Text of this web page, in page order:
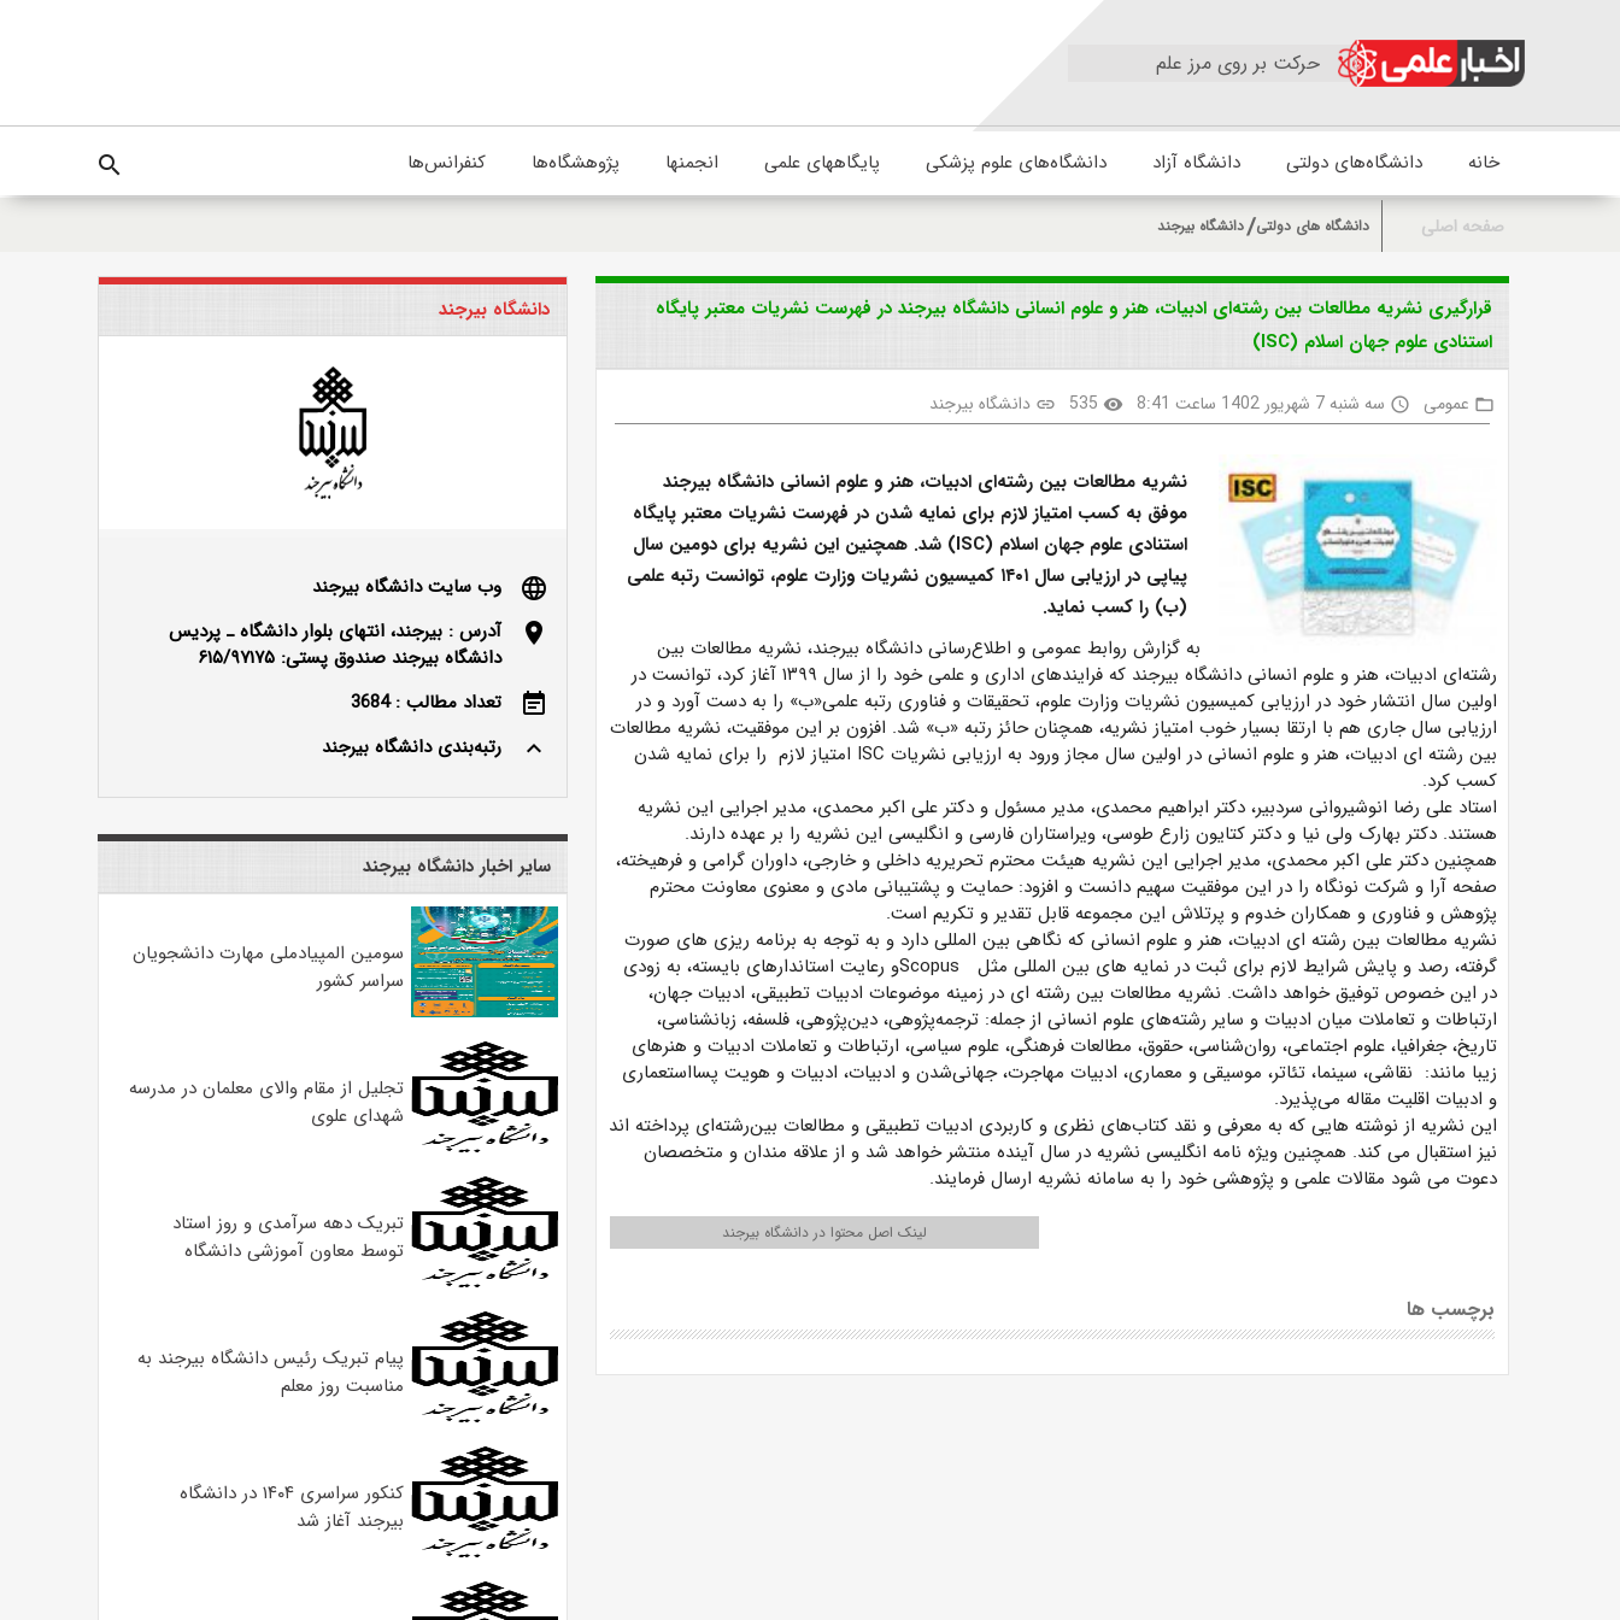
حرکت بر روی مرز علم
خانه دانشگاه‌های دولتی دانشگاه آزاد دانشگاه‌های علوم پزشکی پایگاههای علمی انجمنها پژوهشگاه‌ها کنفرانس‌ها search
صفحه اصلی دانشگاه های دولتی دانشگاه بیرجند
قرارگیری نشریه مطالعات بین رشته‌ای ادبیات، هنر و علوم انسانی دانشگاه بیرجند در فهرست نشریات معتبر پایگاه
استنادی علوم جهان اسلام (ISC)
folder_open عمومی access_time سه شنبه 7 شهریور 1402 ساعت 8:41 visibility
535
link دانشگاه بیرجند
نشریه مطالعات بین رشته‌ای ادبیات، هنر و علوم انسانی دانشگاه بیرجند
موفق به کسب امتیاز لازم برای نمایه شدن در فهرست نشریات معتبر پایگاه
استنادی علوم جهان اسلام (ISC) شد. همچنین این نشریه برای دومین سال
پیاپی در ارزیابی سال ۱۴۰۱ کمیسیون نشریات وزارت علوم، توانست رتبه علمی
(ب) را کسب نماید.
به گزارش روابط عمومی و اطلاع‌رسانی دانشگاه بیرجند، نشریه مطالعات بین
رشته‌ای ادبیات، هنر و علوم انسانی دانشگاه بیرجند که فرایندهای اداری و علمی خود را از سال ۱۳۹۹ آغاز کرد، توانست در
اولین سال انتشار خود در ارزیابی کمیسیون نشریات وزارت علوم، تحقیقات و فناوری رتبه علمی«ب» را به دست آورد و در
ارزیابی سال جاری هم با ارتقا بسیار خوب امتیاز نشریه، همچنان حائز رتبه «ب» شد. افزون بر این موفقیت، نشریه مطالعات
بین رشته ای ادبیات، هنر و علوم انسانی در اولین سال مجاز ورود به ارزیابی نشریات ISC امتیاز لازم را برای نمایه شدن
کسب کرد.
استاد علی رضا انوشیروانی سردبیر، دکتر ابراهیم محمدی، مدیر مسئول و دکتر علی اکبر محمدی، مدیر اجرایی این نشریه
هستند. دکتر بهارک ولی نیا و دکتر کتایون زارع طوسی، ویراستاران فارسی و انگلیسی این نشریه را بر عهده دارند.
همچنین دکتر علی اکبر محمدی، مدیر اجرایی این نشریه هیئت محترم تحریریه داخلی و خارجی، داوران گرامی و فرهیخته،
صفحه آرا و شرکت نونگاه را در این موفقیت سهیم دانست و افزود: حمایت و پشتیبانی مادی و معنوی معاونت محترم
پژوهش و فناوری و همکاران خدوم و پرتلاش این مجموعه قابل تقدیر و تکریم است.
نشریه مطالعات بین رشته ای ادبیات، هنر و علوم انسانی که نگاهی بین المللی دارد و به توجه به برنامه ریزی های صورت
گرفته، رصد و پایش شرایط لازم برای ثبت در نمایه های بین المللی مثل Scopusو رعایت استاندارهای بایسته، به زودی
در این خصوص توفیق خواهد داشت. نشریه مطالعات بین رشته ای در زمینه موضوعات ادبیات تطبیقی، ادبیات جهان،
ارتباطات و تعاملات میان ادبیات و سایر رشته‌های علوم انسانی از جمله: ترجمه‌پژوهی، دین‌پژوهی، فلسفه، زبانشناسی،
تاریخ، جغرافیا، علوم اجتماعی، روان‌شناسی، حقوق، مطالعات فرهنگی، علوم سیاسی، ارتباطات و تعاملات ادبیات و هنرهای
زیبا مانند: نقاشی، سینما، تئاتر، موسیقی و معماری، ادبیات مهاجرت، جهانی‌شدن و ادبیات، ادبیات و هویت پسااستعماری
و ادبیات اقلیت مقاله می‌پذیرد.
این نشریه از نوشته هایی که به معرفی و نقد کتاب‌های نظری و کاربردی ادبیات تطبیقی و مطالعات بین‌رشته‌ای پرداخته اند
نیز استقبال می کند. همچنین ویژه نامه انگلیسی نشریه در سال آینده منتشر خواهد شد و از علاقه مندان و متخصصان
دعوت می شود مقالات علمی و پژوهشی خود را به سامانه نشریه ارسال فرمایند.
لینک اصل محتوا در دانشگاه بیرجند
برچسب ها
دانشگاه بیرجند
language
وب سایت دانشگاه بیرجند
location_on
آدرس : بیرجند، انتهای بلوار دانشگاه ـ پردیس
دانشگاه بیرجند صندوق پستی: ۶۱۵/۹۷۱۷۵
event_note
تعداد مطالب : 3684
keyboard_arrow_up
رتبه‌بندی دانشگاه بیرجند
سایر اخبار دانشگاه بیرجند
سومین المپیادملی مهارت دانشجویان
سراسر کشور
تجلیل از مقام والای معلمان در مدرسه
شهدای علوی
تبریک دهه سرآمدی و روز استاد
توسط معاون آموزشی دانشگاه
پیام تبریک رئیس دانشگاه بیرجند به
مناسبت روز معلم
کنکور سراسری ۱۴۰۴ در دانشگاه
بیرجند آغاز شد